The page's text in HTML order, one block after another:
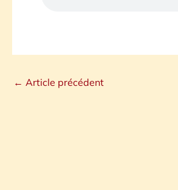
← Article précédent